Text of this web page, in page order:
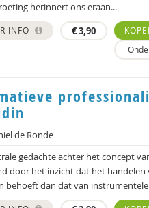
herinnert ons eraan...
INFO €3,90
de Ronde
gedachte achter het concept
door het inzicht dat het
behoeft dan dat van instrumentele